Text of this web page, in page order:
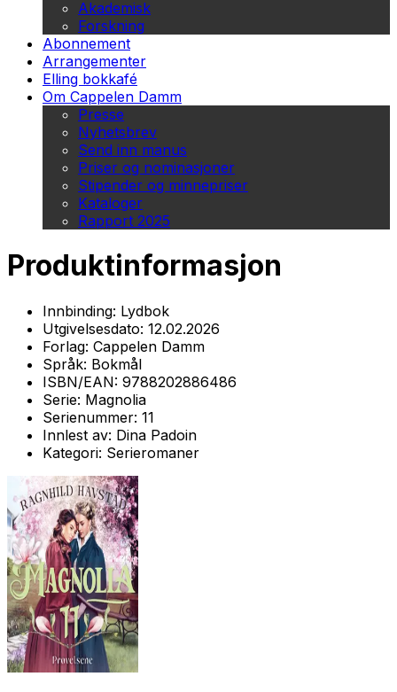
Akademisk
Forskning
Abonnement
Arrangementer
Elling bokkafé
Om Cappelen Damm
Presse
Nyhetsbrev
Send inn manus
Priser og nominasjoner
Stipender og minnepriser
Kataloger
Rapport 2025
Produktinformasjon
Innbinding: Lydbok
Utgivelsesdato: 12.02.2026
Forlag: Cappelen Damm
Språk: Bokmål
ISBN/EAN: 9788202886486
Serie: Magnolia
Serienummer: 11
Innlest av: Dina Padoin
Kategori: Serieromaner